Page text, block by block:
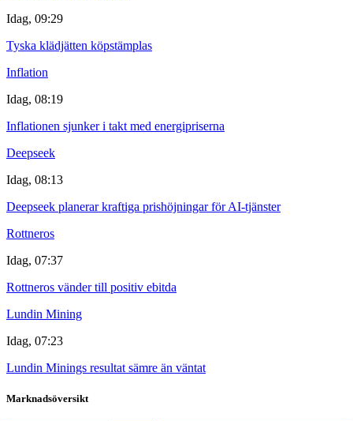
Idag, 09:29
Tyska klädjätten köpstämplas
Inflation
Idag, 08:19
Inflationen sjunker i takt med energipriserna
Deepseek
Idag, 08:13
Deepseek planerar kraftiga prishöjningar för AI-tjänster
Rottneros
Idag, 07:37
Rottneros vänder till positiv ebitda
Lundin Mining
Idag, 07:23
Lundin Minings resultat sämre än väntat
Marknadsöversikt